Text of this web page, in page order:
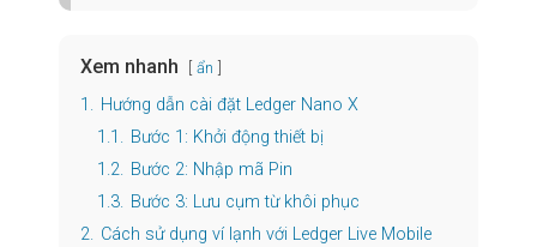
Xem nhanh ẩn
1. Hướng dẫn cài đặt Ledger Nano X
1.1. Bước 1: Khởi động thiết bị
1.2. Bước 2: Nhập mã Pin
1.3. Bước 3: Lưu cụm từ khôi phục
2. Cách sử dụng ví lạnh với Ledger Live Mobile